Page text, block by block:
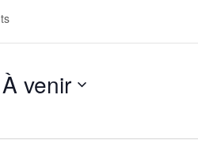
À venir
date.